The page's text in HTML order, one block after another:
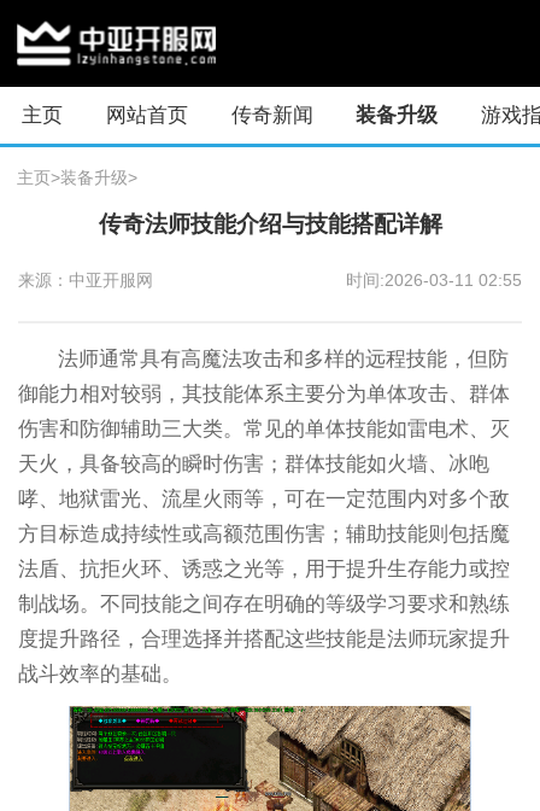
主页 网站首页 传奇新闻 装备升级 游戏
主页>装备升级>
传奇法师技能介绍与技能搭配详解
来源：中亚开服网 时间:2026-03-11 02:55
法师通常具有高魔法攻击和多样的远程技能，但防
御能力相对较弱，其技能体系主要分为单体攻击、群体
伤害和防御辅助三大类。常见的单体技能如雷电术、灭
天火，具备较高的瞬时伤害；群体技能如火墙、冰咆
哮、地狱雷光、流星火雨等，可在一定范围内对多个敌
方目标造成持续性或高额范围伤害；辅助技能则包括魔
法盾、抗拒火环、诱惑之光等，用于提升生存能力或控
制战场。不同技能之间存在明确的等级学习要求和熟练
度提升路径，合理选择并搭配这些技能是法师玩家提升
战斗效率的基础。